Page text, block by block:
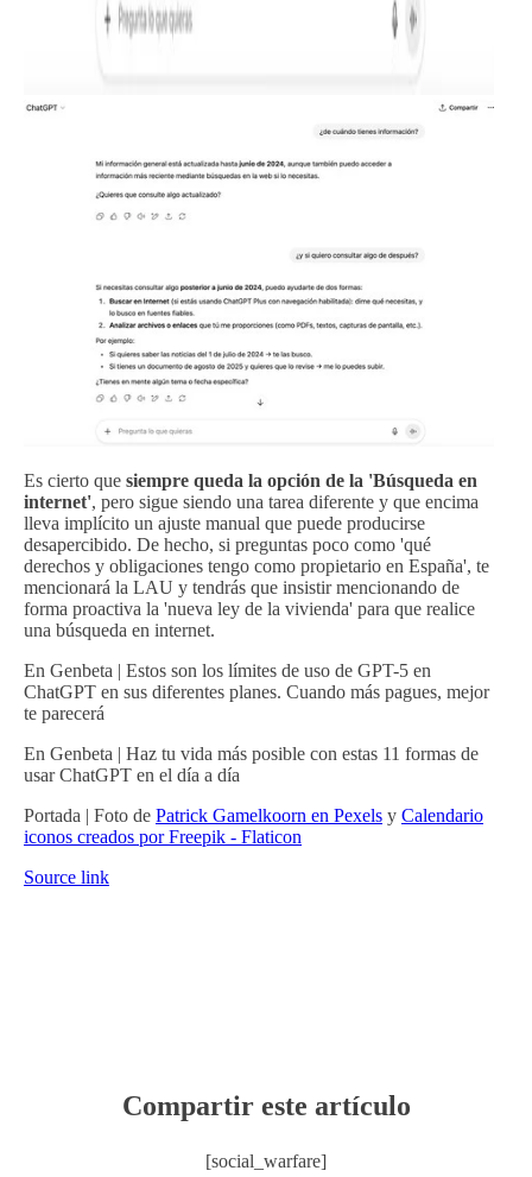
Es cierto que siempre queda la opción de la 'Búsqueda en
internet', pero sigue siendo una tarea diferente y que encima
lleva implícito un ajuste manual que puede producirse
desapercibido. De hecho, si preguntas poco como 'qué
derechos y obligaciones tengo como propietario en España', te
mencionará la LAU y tendrás que insistir mencionando de
forma proactiva la 'nueva ley de la vivienda' para que realice
una búsqueda en internet.
En Genbeta | Estos son los límites de uso de GPT-5 en
ChatGPT en sus diferentes planes. Cuando más pagues, mejor
te parecerá
En Genbeta | Haz tu vida más posible con estas 11 formas de
usar ChatGPT en el día a día
Portada | Foto de Patrick Gamelkoorn en Pexels y Calendario
iconos creados por Freepik - Flaticon
Source link
Compartir este artículo
[social_warfare]